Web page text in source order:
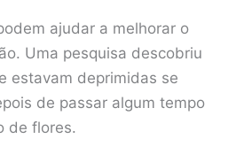
ajudar a melhorar o
Uma pesquisa descobriu
estavam deprimidas se
de passar algum tempo
de flores.